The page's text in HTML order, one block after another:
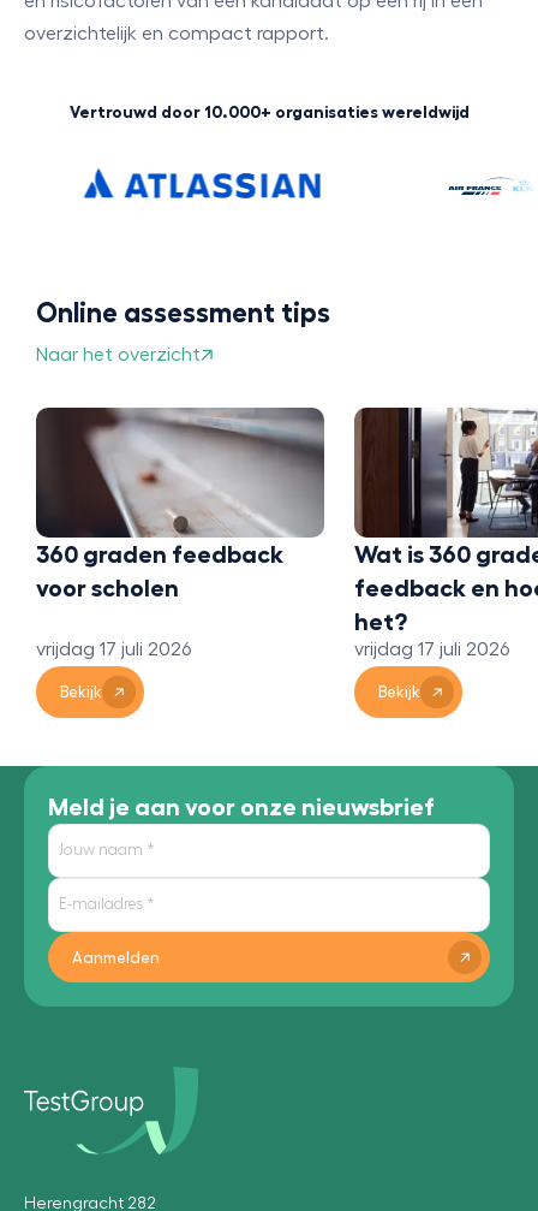
overzichtelijk en compact rapport.
Vertrouwd door 10.000+ organisaties wereldwijd
Online assessment tips
Naar het overzicht
360 graden feedback
voor scholen
vrijdag 17 juli 2026
Bekijk
Wat is 360
feedback en
het?
vrijdag 17 juli 2026
Bekijk
Meld je aan voor onze nieuwsbrief
Aanmelden
Herengracht 282